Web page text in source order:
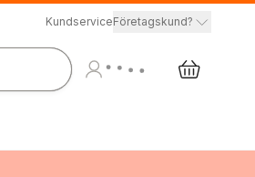
KundserviceFöretagskund?